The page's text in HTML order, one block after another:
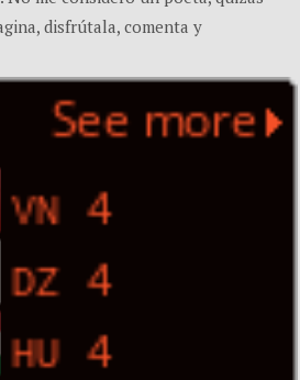
disfrútala, comenta y